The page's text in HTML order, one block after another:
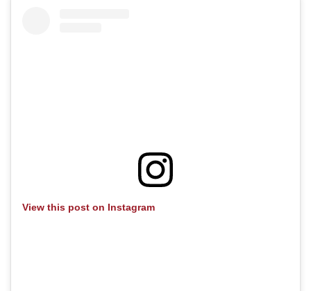
View this post on Instagram